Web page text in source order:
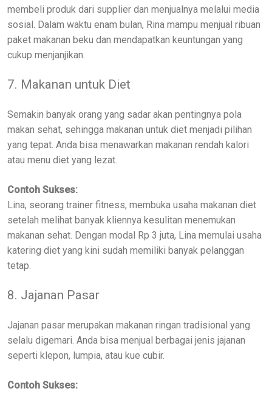
membeli produk dari supplier dan menjualnya melalui media
sosial. Dalam waktu enam bulan, Rina mampu menjual ribuan
paket makanan beku dan mendapatkan keuntungan yang
cukup menjanjikan.
7. Makanan untuk Diet
Semakin banyak orang yang sadar akan pentingnya pola
makan sehat, sehingga makanan untuk diet menjadi pilihan
yang tepat. Anda bisa menawarkan makanan rendah kalori
atau menu diet yang lezat.
Contoh Sukses:
Lina, seorang trainer fitness, membuka usaha makanan diet
setelah melihat banyak kliennya kesulitan menemukan
makanan sehat. Dengan modal Rp 3 juta, Lina memulai usaha
katering diet yang kini sudah memiliki banyak pelanggan
tetap.
8. Jajanan Pasar
Jajanan pasar merupakan makanan ringan tradisional yang
selalu digemari. Anda bisa menjual berbagai jenis jajanan
seperti klepon, lumpia, atau kue cubir.
Contoh Sukses: